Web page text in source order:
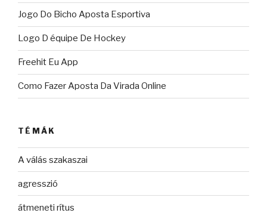
Jogo Do Bicho Aposta Esportiva
Logo D équipe De Hockey
Freehit Eu App
Como Fazer Aposta Da Virada Online
TÉMÁK
A válás szakaszai
agresszió
átmeneti rítus